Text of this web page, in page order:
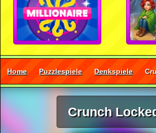
Home Puzzlespiele Denkspiele
Crunch